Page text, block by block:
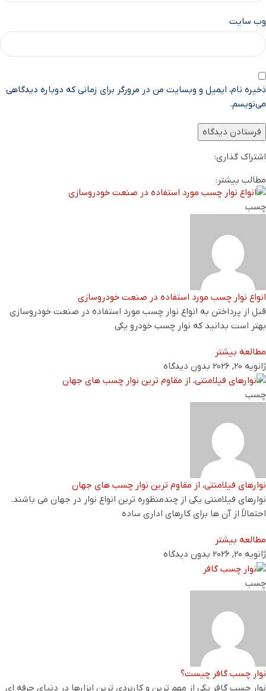
وب‌ سایت
ذخیره نام، ایمیل و وبسایت من در مرورگر برای زمانی که دوباره دیدگاهی
می‌نویسم.
اشتراک گذاری:
مطالب بیشتر:
چسب
انواع نوار چسب مورد استفاده در صنعت خودروسازی
قبل از پرداختن به انواع نوار چسب مورد استفاده در صنعت خودروسازی
بهتر است بدانید که نوار چسب خودرو یکی
مطالعه بیشتر
ژانویه 20, 2026
بدون دیدگاه
چسب
نوارهای فیلامنتی، از مقاوم ترین نوار چسب های جهان
نوارهای فیلامنتی یکی از چندمنظوره ترین انواع نوار در جهان می باشند.
احتمالاً از آن ها برای کارهای اداری ساده
مطالعه بیشتر
ژانویه 20, 2026
بدون دیدگاه
چسب
نوار چسب گافر چیست؟
نوار چسب گافر یکی از مهم ترین و کاربردی ترین ابزارها در دنیای حرفه ای